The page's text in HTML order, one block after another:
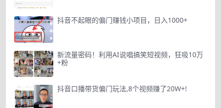
抖音不起眼的偏门赚钱小项目，日入1000+
新流量密码！利用AI说唱搞笑短视频，狂吸10万
+粉
抖音口播带货偏门玩法,8个视频赚了20W+!